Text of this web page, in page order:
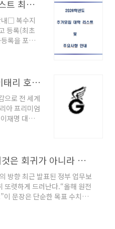
2026년 추가모집 대학 리스트 최초 공고 추가모집 인원 현황
내□ 복수지
등록(최초
록을 포함)
, 정시모집
금) 16시)
대학의정시
추가모집
2. 27.
격자 발표,
2. 27.(금)
대통령 운동화로 알려진 이태리 호간(Hogan) 프리미엄 슈즈의 진가
으로 전 세계
아 프리미엄
명 대통령
가 되며, 호
겁게 떠오
남성 패션을
습니다.이탈
)이란?
아에서 시
(Tod’s) 그룹
능성과 패
원전 이용률 89% 선언, 이것은 회귀가 아니라 현실이다
방향 최근 발표된 정부 업무보
또렷하게 드러난다.“올해 원전
문장은 단순한 목표 수치처
정책이 처한 현실과 선택지
늘 논쟁의 중심에 있었다. 안